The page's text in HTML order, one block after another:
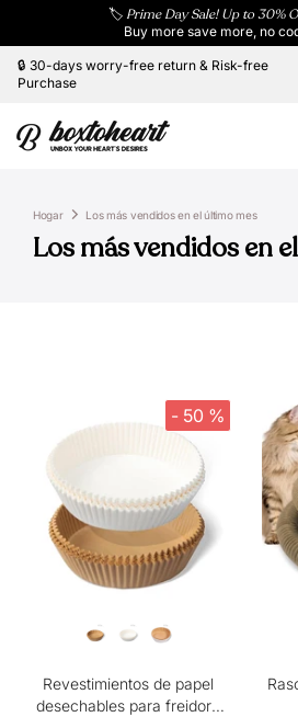
contenido
🏷️ Prime Day Sale! Up to 30%
Buy more save more, no
🔒 30-days worry-free return & Risk-free
Purchase
Hogar Los más vendidos en el último mes
Los más vendidos en
- 50 %
Revestimientos de papel
desechables para freidora